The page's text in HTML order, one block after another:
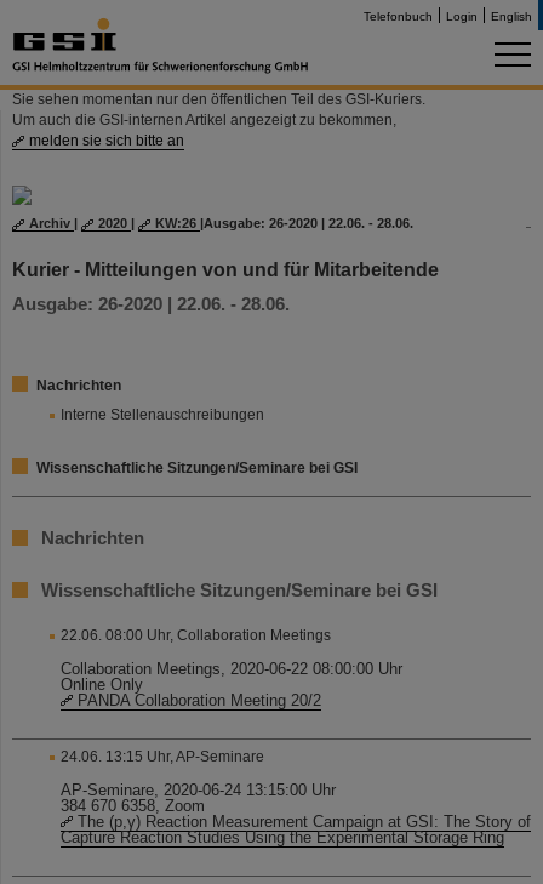
Telefonbuch Login English
Sie sehen momentan nur den öffentlichen Teil des GSI-Kuriers.
Um auch die GSI-internen Artikel angezeigt zu bekommen,
melden sie sich bitte an
Archiv | 2020 | KW:26 |Ausgabe: 26-2020 | 22.06. - 28.06.
Kurier - Mitteilungen von und für Mitarbeitende
Ausgabe: 26-2020 | 22.06. - 28.06.
Nachrichten
Interne Stellenauschreibungen
Wissenschaftliche Sitzungen/Seminare bei GSI
Nachrichten
Wissenschaftliche Sitzungen/Seminare bei GSI
22.06. 08:00 Uhr, Collaboration Meetings
Collaboration Meetings, 2020-06-22 08:00:00 Uhr
Online Only
PANDA Collaboration Meeting 20/2
24.06. 13:15 Uhr, AP-Seminare
AP-Seminare, 2020-06-24 13:15:00 Uhr
384 670 6358, Zoom
The (p,γ) Reaction Measurement Campaign at GSI: The Story of
Capture Reaction Studies Using the Experimental Storage Ring